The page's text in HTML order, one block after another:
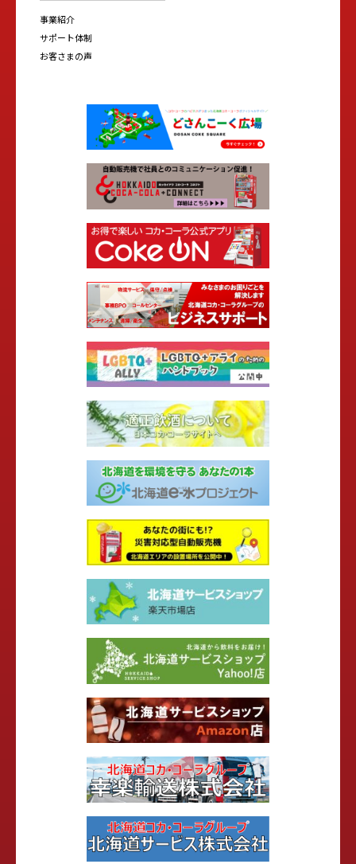
事業紹介
サポート体制
お客さまの声